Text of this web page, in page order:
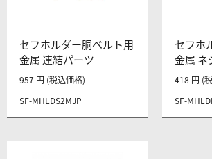
セフホルダー胴ベルト用
金属 連結パーツ
SF-MHLDS2MJP
957 円 (税込価格)
セフホ
金属 ネ
SF-
418 円 (